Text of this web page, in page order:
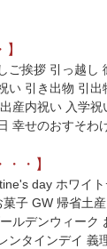
ご挨拶 引っ越し
い 引き出物 引出
産内祝い 入学祝
幸せのおすそわ
・・】
day ホワイ
子 GW 帰省土
ルデンウィーク
ンタインデイ 義